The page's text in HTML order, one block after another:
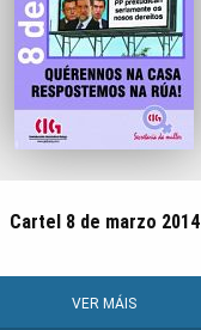
Cartel 8 de marzo 2014
VER MÁIS